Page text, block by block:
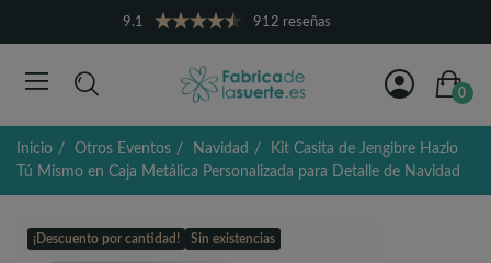
9.1 912 reseñas
0
Inicio Otros Eventos Navidad
Kit Casita de Jengibre Hazlo
Tú Mismo en Caja Metálica Personalizada para Detalle de Navidad
¡Descuento por cantidad! Sin existencias